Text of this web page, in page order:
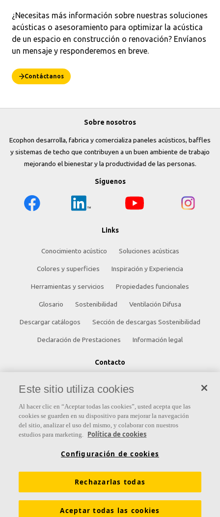
¿Necesitas más información sobre nuestras soluciones
acústicas o asesoramiento para optimizar la acústica
de un espacio en construcción o renovación? Envíanos
un mensaje y responderemos en breve.
Contáctanos
Sobre nosotros
Ecophon desarrolla, fabrica y comercializa paneles acústicos, baffles
y sistemas de techo que contribuyen a un buen ambiente de trabajo
mejorando el bienestar y la productividad de las personas.
Síguenos
Links
Conocimiento acústico Soluciones acústicas
Colores y superficies Inspiración y Experiencia
Herramientas y servicios Propiedades funcionales
Glosario Sostenibilidad Ventilación Difusa
Descargar catálogos Sección de descargas Sostenibilidad
Declaración de Prestaciones Información legal
Contacto
28002 Madrid (España)
+34 91 770 77 06
ecophon.es@saint-gobain.com
Este sitio utiliza cookies
Al hacer clic en “Aceptar todas las cookies”, usted acepta que las
cookies se guarden en su dispositivo para mejorar la navegación
del sitio, analizar el uso del mismo, y colaborar con nuestros
estudios para marketing. Política de cookies
Configuración de cookies
Rechazarlas todas
Aceptar todas las cookies